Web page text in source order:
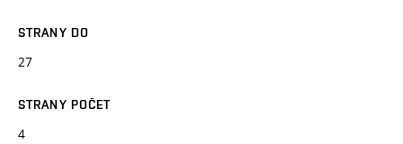
STRANY DO
27
STRANY POČET
4